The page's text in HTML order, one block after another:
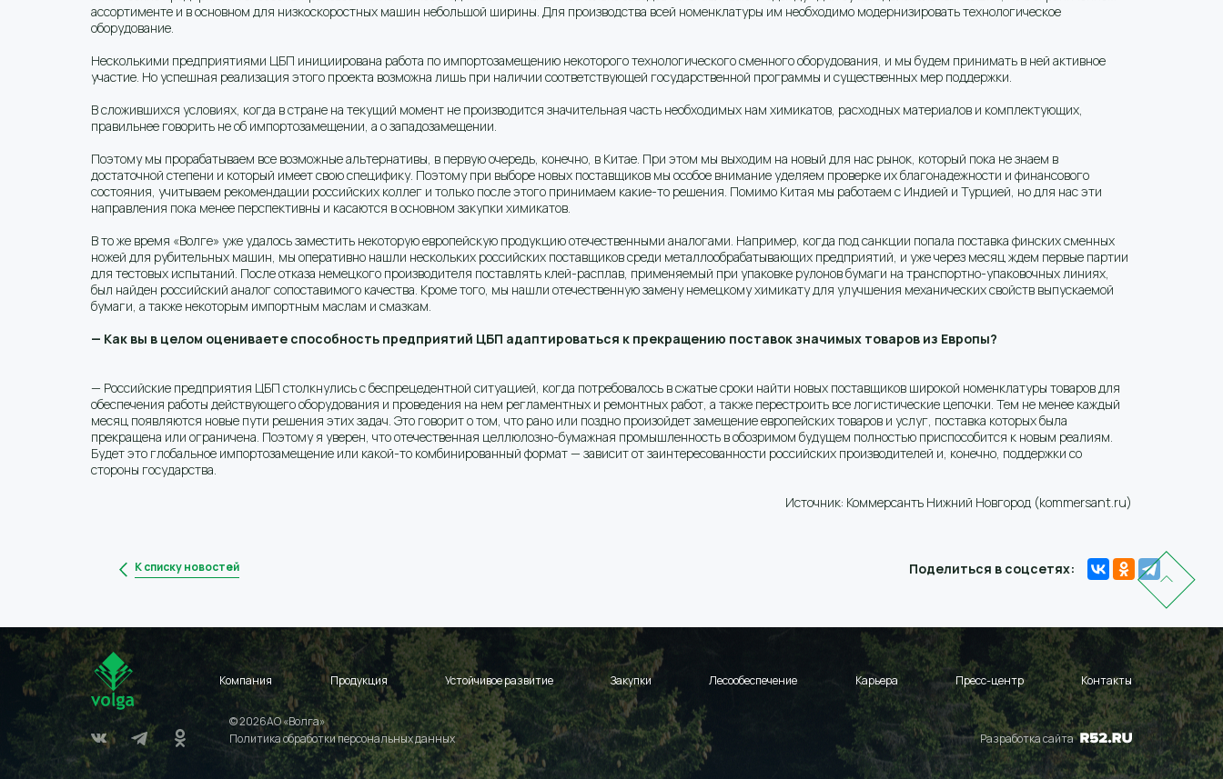
ассортименте и в основном для низкоскоростных машин небольшой ширины. Для производства всей номенклатуры им необходимо модернизировать технологическое
оборудование.
Несколькими предприятиями ЦБП инициирована работа по импортозамещению некоторого технологического сменного оборудования, и мы будем принимать в ней активное
участие. Но успешная реализация этого проекта возможна лишь при наличии соответствующей государственной программы и существенных мер поддержки.
В сложившихся условиях, когда в стране на текущий момент не производится значительная часть необходимых нам химикатов, расходных материалов и комплектующих,
правильнее говорить не об импортозамещении, а о западозамещении.
Поэтому мы прорабатываем все возможные альтернативы, в первую очередь, конечно, в Китае. При этом мы выходим на новый для нас рынок, который пока не знаем в
достаточной степени и который имеет свою специфику. Поэтому при выборе новых поставщиков мы особое внимание уделяем проверке их благонадежности и финансового
состояния, учитываем рекомендации российских коллег и только после этого принимаем какие-то решения. Помимо Китая мы работаем с Индией и Турцией, но для нас эти
направления пока менее перспективны и касаются в основном закупки химикатов.
В то же время «Волге» уже удалось заместить некоторую европейскую продукцию отечественными аналогами. Например, когда под санкции попала поставка финских сменных
ножей для рубительных машин, мы оперативно нашли нескольких российских поставщиков среди металлообрабатывающих предприятий, и уже через месяц ждем первые партии
для тестовых испытаний. После отказа немецкого производителя поставлять клей-расплав, применяемый при упаковке рулонов бумаги на транспортно-упаковочных линиях,
был найден российский аналог сопоставимого качества. Кроме того, мы нашли отечественную замену немецкому химикату для улучшения механических свойств выпускаемой
бумаги, а также некоторым импортным маслам и смазкам.
— Как вы в целом оцениваете способность предприятий ЦБП адаптироваться к прекращению поставок значимых товаров из Европы?
— Российские предприятия ЦБП столкнулись с беспрецедентной ситуацией, когда потребовалось в сжатые сроки найти новых поставщиков широкой номенклатуры товаров для
обеспечения работы действующего оборудования и проведения на нем регламентных и ремонтных работ, а также перестроить все логистические цепочки. Тем не менее каждый
месяц появляются новые пути решения этих задач. Это говорит о том, что рано или поздно произойдет замещение европейских товаров и услуг, поставка которых была
прекращена или ограничена. Поэтому я уверен, что отечественная целлюлозно-бумажная промышленность в обозримом будущем полностью приспособится к новым реалиям.
Будет это глобальное импортозамещение или какой-то комбинированный формат — зависит от заинтересованности российских производителей и, конечно, поддержки со
стороны государства.
Источник: Коммерсантъ Нижний Новгород (kommersant.ru)
К списку новостей Поделиться в соцсетях:
Компания Продукция Устойчивое развитие Закупки Лесообеспечение Карьера Пресс-центр Контакты
© 2026АО «Волга»
Политика обработки персональных данных
Разработка сайта